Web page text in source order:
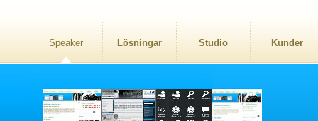
Speaker Lösningar Studio Kunder